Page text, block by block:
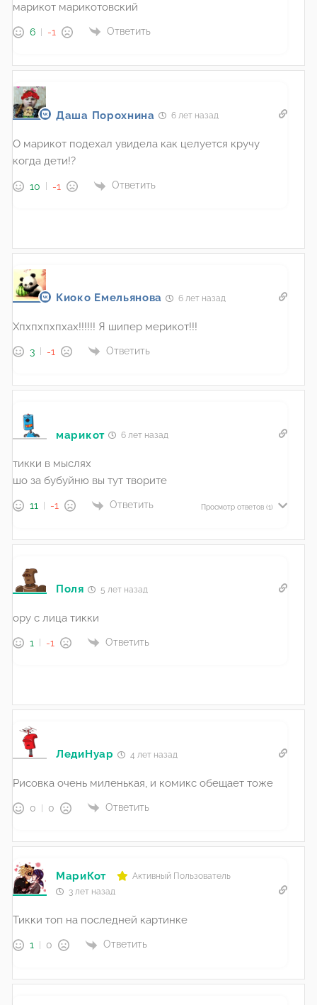
марикот марикотовский
6 -1 Ответить
Даша Порохнина 6 лет назад
О марикот подехал увидела как целуется кручу
когда дети!?
10 -1 Ответить
Киоко Емельянова 6 лет назад
Хпхпхпхпхах!!!!!! Я шипер мерикот!!!
3 -1 Ответить
марикот 6 лет назад
тикки в мыслях
шо за бубуйню вы тут творите
11 -1 Ответить Просмотр ответов (1)
Поля 5 лет назад
ору с лица тикки
1 -1 Ответить
ЛедиНуар 4 лет назад
Рисовка очень миленькая, и комикс обещает тоже
0 0 Ответить
МариКот
Активный Пользователь
3 лет назад
Тикки топ на последней картинке
1 0 Ответить